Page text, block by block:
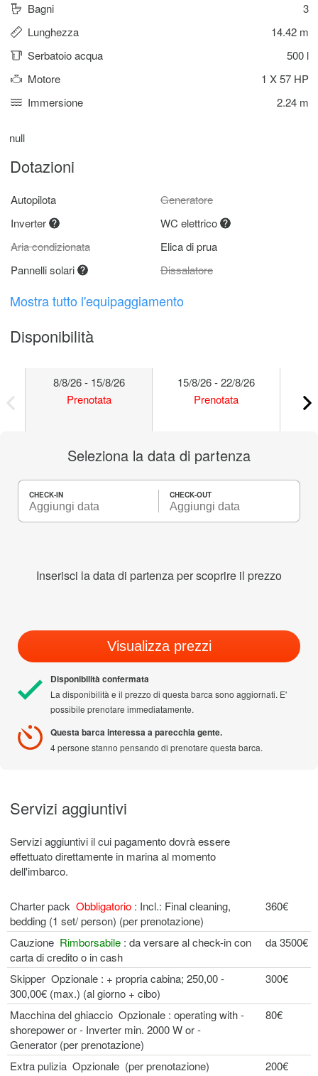
Bagni
3
Lunghezza
14.42 m
Serbatoio acqua
500 l
Motore
1 X 57 HP
Immersione
2.24 m
null
Dotazioni
Autopilota
Generatore
Inverter
WC elettrico
Aria condizionata
Elica di prua
Pannelli solari
Dissalatore
Mostra tutto l'equipaggiamento
Disponibilità
8/8/26 - 15/8/26
Prenotata
15/8/26 - 22/8/26
Prenotata
Seleziona la data di partenza
CHECK-IN CHECK-OUT
Inserisci la data di partenza per scoprire il prezzo
Visualizza prezzi
Disponibilità confermata
La disponibilità e il prezzo di questa barca sono aggiornati. E'
possibile prenotare immediatamente.
Questa barca interessa a parecchia gente.
4 persone stanno pensando di prenotare questa barca.
Servizi aggiuntivi
Servizi aggiuntivi il cui pagamento dovrà essere
effettuato direttamente in marina al momento
dell'imbarco.
Charter pack Obbligatorio : Incl.: Final cleaning,
bedding (1 set/ person) (per prenotazione)
360€
Cauzione Rimborsabile : da versare al check-in con
carta di credito o in cash
da 3500€
Skipper Opzionale : + propria cabina; 250,00 -
300,00€ (max.) (al giorno + cibo)
300€
Macchina del ghiaccio Opzionale : operating with -
shorepower or - Inverter min. 2000 W or -
Generator (per prenotazione)
80€
Extra pulizia Opzionale (per prenotazione) 200€